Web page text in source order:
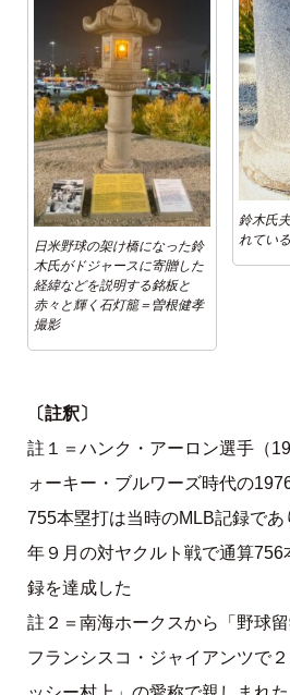
日米野球の架け橋になった鈴
木氏がドジャースに寄贈した
経緯などを説明する銘板と
赤々と輝く石灯籠＝曽根健孝
撮影
鈴木氏
れてい
〔註釈〕
註１＝ハンク・アーロン選手（
ォーキー・ブルワーズ時代の
755本塁打は当時のMLB記録で
年９月の対ヤクルト戦で通算
録を達成した
註２＝南海ホークスから「野球
フランシスコ・ジャイアンツで